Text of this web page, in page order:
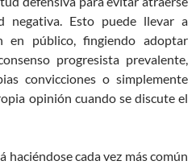
negativa. Esto puede llevar a
en público, fingiendo adoptar
progresista prevalente,
convicciones o simplemente
opinión cuando se discute el
haciéndose cada vez más común